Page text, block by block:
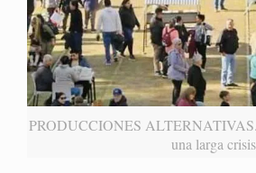
PRODUCCIONES
una larga